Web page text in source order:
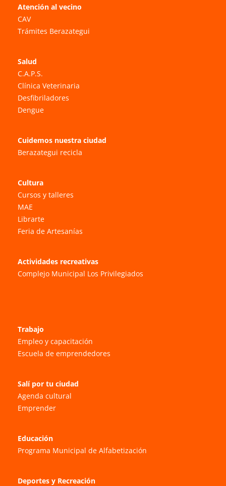
Atención al vecino
CAV
Trámites Berazategui
Salud
C.A.P.S.
Clínica Veterinaria
Desfibriladores
Dengue
Cuidemos nuestra ciudad
Berazategui recicla
Cultura
Cursos y talleres
MAE
Librarte
Feria de Artesanías
Actividades recreativas
Complejo Municipal Los Privilegiados
Trabajo
Empleo y capacitación
Escuela de emprendedores
Salí por tu ciudad
Agenda cultural
Emprender
Educación
Programa Municipal de Alfabetización
Deportes y Recreación